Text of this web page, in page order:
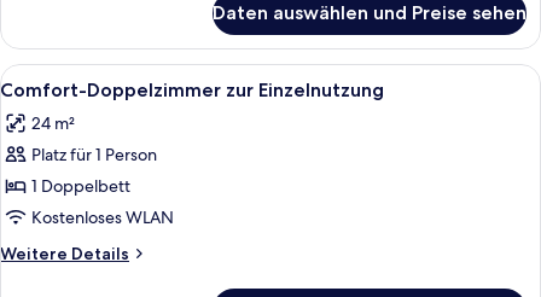
Doppelzimmer
zur
Einzelnutzung
Daten auswählen und Preise sehen
Alle
Fotos
für
Comfort-
Doppelzimmer
zur
Einzelnutzung
anzeigen
Ein Hotelzimmer mit einem großen
2
Comfort-Doppelzimmer zur Einzelnutzung
24 m²
Platz für 1 Person
1 Doppelbett
Kostenloses WLAN
Weitere Details
Weitere